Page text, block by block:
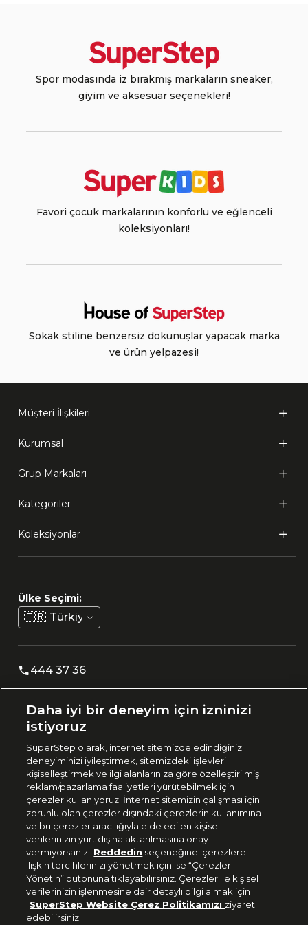
Spor modasında iz bırakmış markaların sneaker,
giyim ve aksesuar seçenekleri!
Favori çocuk markalarının konforlu ve eğlenceli
koleksiyonları!
Sokak stiline benzersiz dokunuşlar yapacak marka
ve ürün yelpazesi!
Müşteri İlişkileri
Kurumsal
Grup Markaları
Kategoriler
Koleksiyonlar
Ülke Seçimi:
🇹🇷 Türkiye
444 37 36
Uygulamadan Takip Edin
Bizi Takip Edin
Daha iyi bir deneyim için izninizi
istiyoruz
SuperStep olarak, internet sitemizde edindiğiniz
deneyiminizi iyileştirmek, sitemizdeki işlevleri
kişiselleştirmek ve ilgi alanlarınıza göre özelleştirilmiş
reklam/pazarlama faaliyetleri yürütebilmek için
çerezler kullanıyoruz. İnternet sitemizin çalışması için
zorunlu olan çerezler dışındaki çerezlerin kullanımına
ve bu çerezler aracılığıyla elde edilen kişisel
verilerinizin yurt dışına aktarılmasına onay
vermiyorsanız Reddedin seçeneğine; çerezlere
ilişkin tercihlerinizi yönetmek için ise “Çerezleri
Yönetin” butonuna tıklayabilirsiniz. Çerezler ile kişisel
verilerinizin işlenmesine dair detaylı bilgi almak için
SuperStep Website Çerez Politikamızı ziyaret
edebilirsiniz.